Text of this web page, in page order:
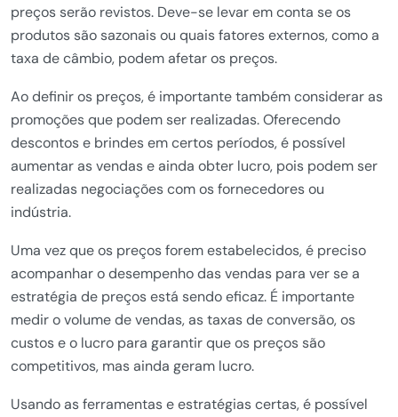
preços serão revistos. Deve-se levar em conta se os
produtos são sazonais ou quais fatores externos, como a
taxa de câmbio, podem afetar os preços.
Ao definir os preços, é importante também considerar as
promoções que podem ser realizadas. Oferecendo
descontos e brindes em certos períodos, é possível
aumentar as vendas e ainda obter lucro, pois podem ser
realizadas negociações com os fornecedores ou
indústria.
Uma vez que os preços forem estabelecidos, é preciso
acompanhar o desempenho das vendas para ver se a
estratégia de preços está sendo eficaz. É importante
medir o volume de vendas, as taxas de conversão, os
custos e o lucro para garantir que os preços são
competitivos, mas ainda geram lucro.
Usando as ferramentas e estratégias certas, é possível